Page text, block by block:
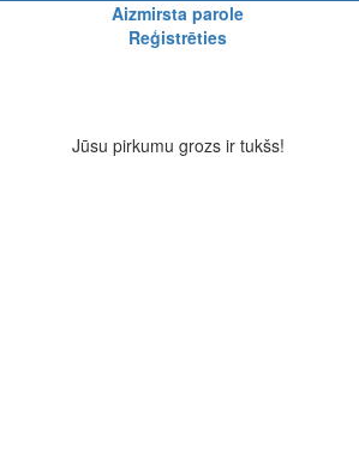
Aizmirsta parole
Reģistrēties
Jūsu pirkumu grozs ir tukšs!